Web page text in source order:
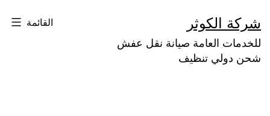
إلى
المحتوى
شركة الكوثر
للخدمات العامة صيانة نقل عفش
شحن دولي تنظيف
القائمة